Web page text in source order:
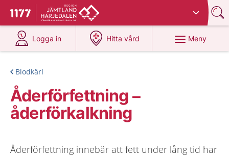
Till startsidan för 1177
Du har valt region
Logga in
på 1177.se
Hitta vård
på 1177.se
Meny
Blodkärl
Åderförfettning –
åderförkalkning
Åderförfettning innebär att fett under lång tid har